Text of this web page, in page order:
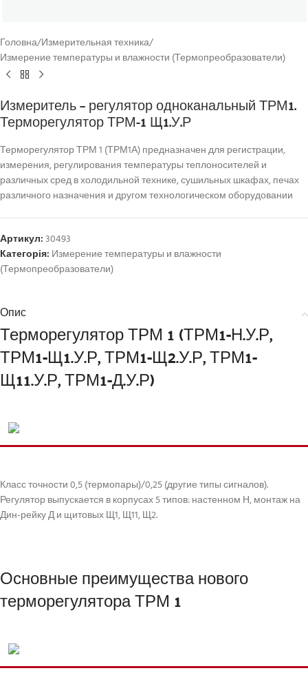
Головна/Измерительная техника/
Измерение температуры и влажности (Термопреобразователи)
Измеритель – регулятор одноканальный ТРМ1.
Терморегулятор ТРМ-1 Щ1.У.Р
Терморегулятор ТРМ 1 (ТРМ1А) предназначен для регистрации,
измерения, регулирования температуры теплоносителей и
различных сред в холодильной технике, сушильных шкафах, печах
различного назначения и другом технологическом оборудовании
Артикул:30493
Категорія: Измерение температуры и влажности
(Термопреобразователи)
Опис
Терморегулятор ТРМ 1 (ТРМ1-Н.У.Р,
ТРМ1-Щ1.У.Р, ТРМ1-Щ2.У.Р, ТРМ1-
Щ11.У.Р, ТРМ1-Д.У.Р)
Класс точности 0,5 (термопары)/0,25 (другие типы сигналов).
Регулятор выпускается в корпусах 5 типов: настенном Н, монтаж на
Дин-рейку Д и щитовых Щ1, Щ11, Щ2.
Основные преимущества нового
терморегулятора ТРМ 1